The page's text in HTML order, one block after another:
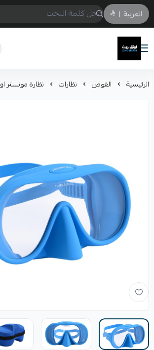
العربية |
لونق بريث
الرئيسية الغوص نظارات نظارة مونستر